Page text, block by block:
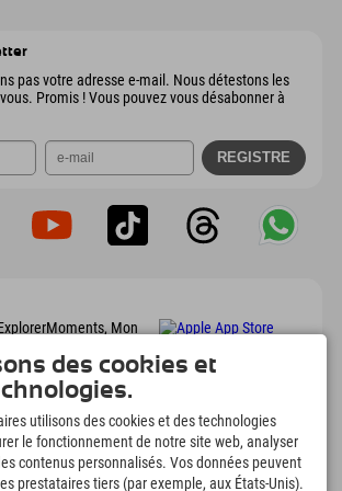
pas votre adresse e-mail. Nous détestons les
Promis ! Vous pouvez vous désabonner à
Mon
choses à faire, aperçu
plus encore.
!
d'exploration
des cookies et
utilisons des cookies et des technologies
le fonctionnement de notre site web, analyser
contenus personnalisés. Vos données peuvent
prestataires tiers (par exemple, aux États-Unis).